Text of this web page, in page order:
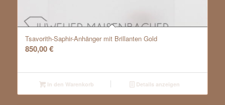
Tsavorith-Saphir-Anhänger mit Brillanten Gold
850,00€
In den Warenkorb Details anzeigen